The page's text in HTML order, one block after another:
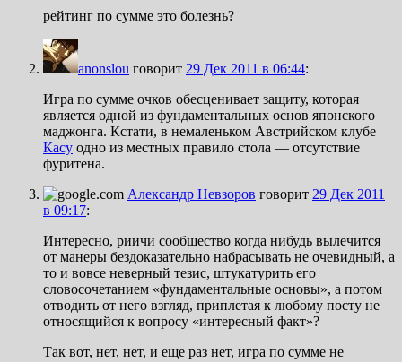
рейтинг по сумме это болезнь?
anonslou говорит 29 Дек 2011 в 06:44:
Игра по сумме очков обесценивает защиту, которая
является одной из фундаментальных основ японского
маджонга. Кстати, в немаленьком Австрийском клубе
Касу одно из местных правило стола — отсутствие
фуритена.
Александр Невзоров говорит 29 Дек 2011
в 09:17:
Интересно, риичи сообщество когда нибудь вылечится
от манеры бездоказательно набрасывать не очевидный, а
то и вовсе неверный тезис, штукатурить его
словосочетанием «фундаментальные основы», а потом
отводить от него взгляд, приплетая к любому посту не
относящийся к вопросу «интересный факт»?
Так вот, нет, нет, и еще раз нет, игра по сумме не